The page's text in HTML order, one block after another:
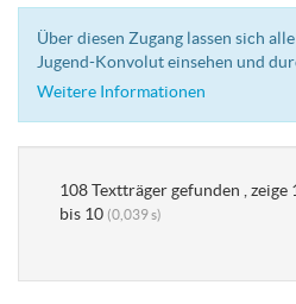
Über diesen Zugang lassen sich
Jugend-Konvolut einsehen und
Weitere Informationen
108 Textträger gefunden , zeige
bis 10 (0,039 s)